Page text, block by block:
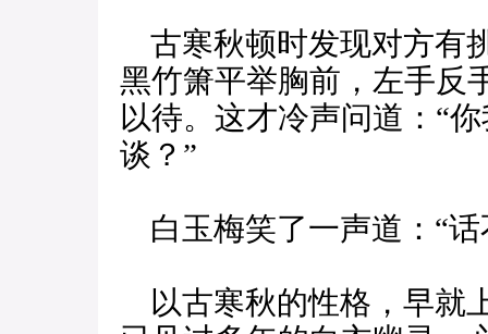
古寒秋顿时发现对方有
黑竹箫平举胸前，左手反
以待。这才冷声问道：“
谈？”
白玉梅笑了一声道：“话
以古寒秋的性格，早就